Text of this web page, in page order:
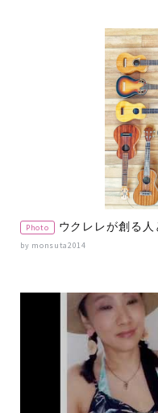
Photo ウクレレが創る人
by monsuta2014